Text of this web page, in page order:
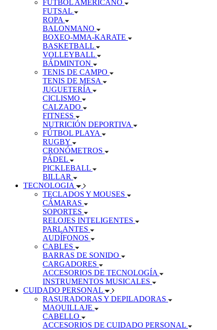
FÚTBOL AMERICANO
FUTSAL
ROPA
BALONMANO
BOXEO-MMA-KARATE
BASKETBALL
VOLLEYBALL
BÁDMINTON
TENIS DE CAMPO
TENIS DE MESA
JUGUETERÍA
CICLISMO
CALZADO
FITNESS
NUTRICIÓN DEPORTIVA
FÚTBOL PLAYA
RUGBY
CRONÓMETROS
PÁDEL
PICKLEBALL
BILLAR
TECNOLOGIA
TECLADOS Y MOUSES
CÁMARAS
SOPORTES
RELOJES INTELIGENTES
PARLANTES
AUDÍFONOS
CABLES
BARRAS DE SONIDO
CARGADORES
ACCESORIOS DE TECNOLOGÍA
INSTRUMENTOS MUSICALES
CUIDADO PERSONAL
RASURADORAS Y DEPILADORAS
MAQUILLAJE
CABELLO
ACCESORIOS DE CUIDADO PERSONAL